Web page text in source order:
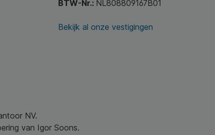
BTW-Nr.: NL808809167B01
Bekijk al onze vestigingen
NV.
van Igor Soons.